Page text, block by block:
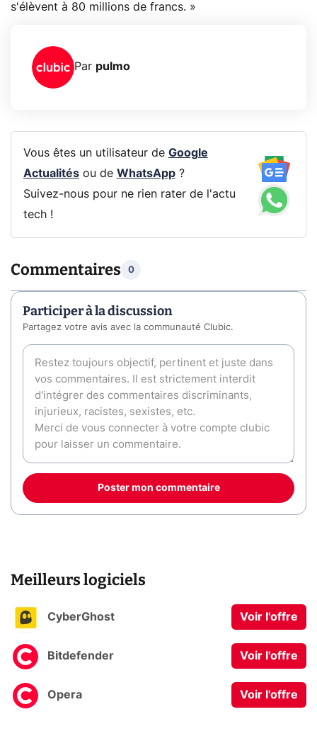
s'élèvent à 80 millions de francs. »
Par pulmo
Vous êtes un utilisateur de Google
Actualitésou de WhatsApp?
Suivez-nous pour ne rien rater de l'actu
tech !
Commentaires 0
Participer à la discussion
Partagez votre avis avec la communauté Clubic.
Poster mon commentaire
Meilleurs logiciels
CyberGhost Voir l'offre
Bitdefender Voir l'offre
Opera Voir l'offre